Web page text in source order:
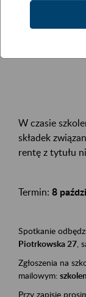
Opis wydarzenia
W czasie
składek
rentę z tytułu
Termin: 8
Spotkanie
Piotrkowska 27 ,
Zgłoszenia na
mailowym:
Przy zapisie